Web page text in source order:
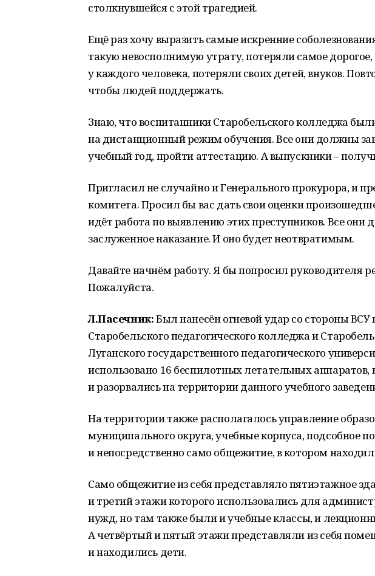
столкнувшейся с этой трагедией.
Ещё раз хочу выразить самые искренние
такую невосполнимую утрату, потеряли самое
у каждого человека, потеряли своих детей, внуков.
чтобы людей поддержать.
Знаю, что воспитанники Старобельского колледжа
на дистанционный режим обучения. Все они должны
учебный год, пройти аттестацию. А выпускники –
Пригласил не случайно и Генерального прокурора, и
комитета. Просил бы вас дать свои оценки
идёт работа по выявлению этих преступников. Все
заслуженное наказание. И оно будет неотвратимым.
Давайте начнём работу. Я бы попросил руководителя
Пожалуйста.
Л.Пасечник:Был нанесён огневой удар со стороны ВСУ
Старобельского педагогического колледжа и
Луганского государственного педагогического
использовано 16 беспилотных летательных
и разорвались на территории данного учебного
На территории также располагалось управление
муниципального округа, учебные корпуса, подсобное
и непосредственно само общежитие, в котором
Само общежитие из себя представляло пятиэтажное
и третий этажи которого использовались для
нужд, но там также были и учебные классы, и
А четвёртый и пятый этажи представляли из себя
и находились дети.